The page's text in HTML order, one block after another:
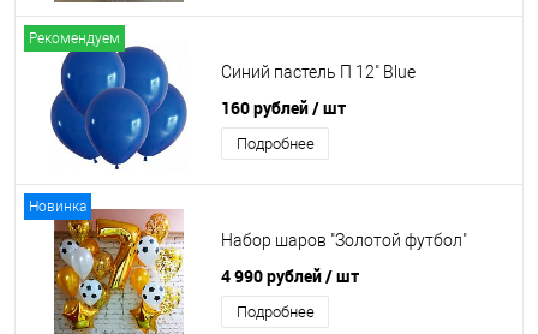
Рекомендуем
Синий пастель П 12" Blue
160 рублей/ шт
Подробнее
Новинка
Набор шаров "Золотой футбол"
4 990 рублей/ шт
Подробнее